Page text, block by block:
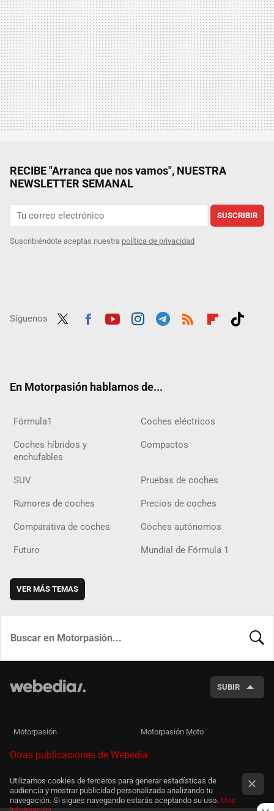
RECIBE "Arranca que nos vamos", NUESTRA
NEWSLETTER SEMANAL
SUSCRIBIR
Suscribiéndote aceptas nuestra política de privacidad
Síguenos
En Motorpasión hablamos de...
Fórmula1 Coches eléctricos
Coches híbridos y
enchufables
Compactos
SUV Pruebas de coches
Rumores de coches Precios de coches
Comparativa de coches Coches autónomos
Futuro Mundial de Fórmula 1
VER MÁS TEMAS
SUBIR
Motorpasión Motorpasión Moto
Otras publicaciones de Webedia
Utilizamos cookies de terceros para generar estadísticas de
audiencia y mostrar publicidad personalizada analizando tu
navegación. Si sigues navegando estarás aceptando su uso. Más